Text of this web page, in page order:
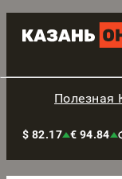
Полезная
$ 82.17 € 94.84